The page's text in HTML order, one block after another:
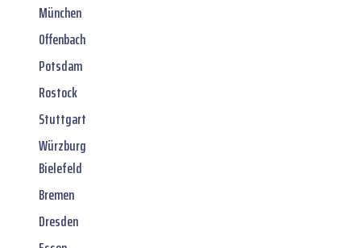
München
Offenbach
Potsdam
Rostock
Stuttgart
Würzburg
Bielefeld
Bremen
Dresden